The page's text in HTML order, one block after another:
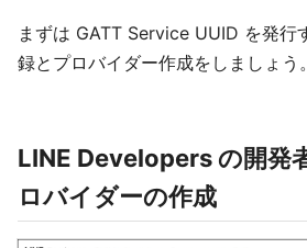
まずは GATT Service UUID を発行
録とプロバイダー作成をしましょう。
LINE Developers の開発
ロバイダーの作成